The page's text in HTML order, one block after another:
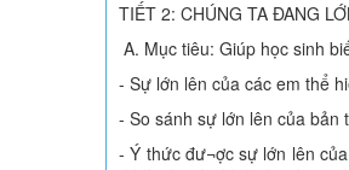
TIẾT 2: CHÚNG TA ĐANG
A. Mục tiêu: Giúp học sinh
- Sự lớn lên của các em thể
- So sánh sự lớn lên của bản
- Ý thức đư¬ợc sự lớn lên